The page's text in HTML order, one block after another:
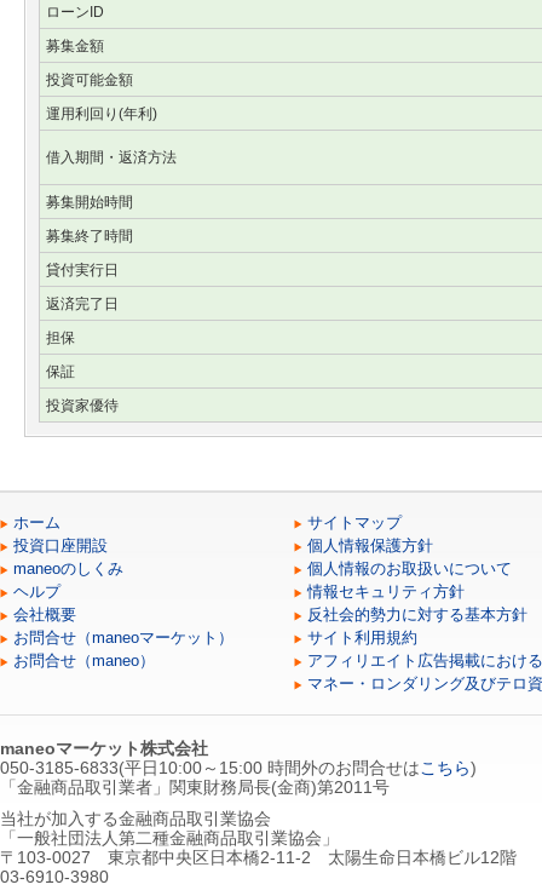
ローンID
募集金額
投資可能金額
運用利回り(年利)
借入期間・返済方法
募集開始時間
募集終了時間
貸付実行日
返済完了日
担保
保証
投資家優待
ホーム
投資口座開設
maneoのしくみ
ヘルプ
会社概要
お問合せ（maneoマーケット）
お問合せ（maneo）
サイトマップ
個人情報保護方針
個人情報のお取扱いについて
情報セキュリティ方針
反社会的勢力に対する基本方針
サイト利用規約
アフィリエイト広告掲載におけ
マネー・ロンダリング及びテロ
maneoマーケット株式会社
050-3185-6833(平日10:00～15:00 時間外のお問合せは こちら)
「金融商品取引業者」関東財務局長(金商)第2011号
当社が加入する金融商品取引業協会
「一般社団法人第二種金融商品取引業協会」
〒103-0027 東京都中央区日本橋2-11-2 太陽生命日本橋ビル12階
03-6910-3980